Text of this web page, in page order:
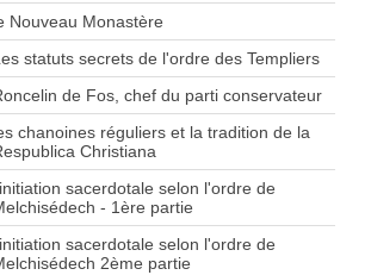
Nouveau Monastère
statuts secrets de l'ordre des Templiers
de Fos, chef du parti conservateur
chanoines réguliers et la tradition de la
Christiana
sacerdotale selon l'ordre de
- 1ère partie
sacerdotale selon l'ordre de
2ème partie